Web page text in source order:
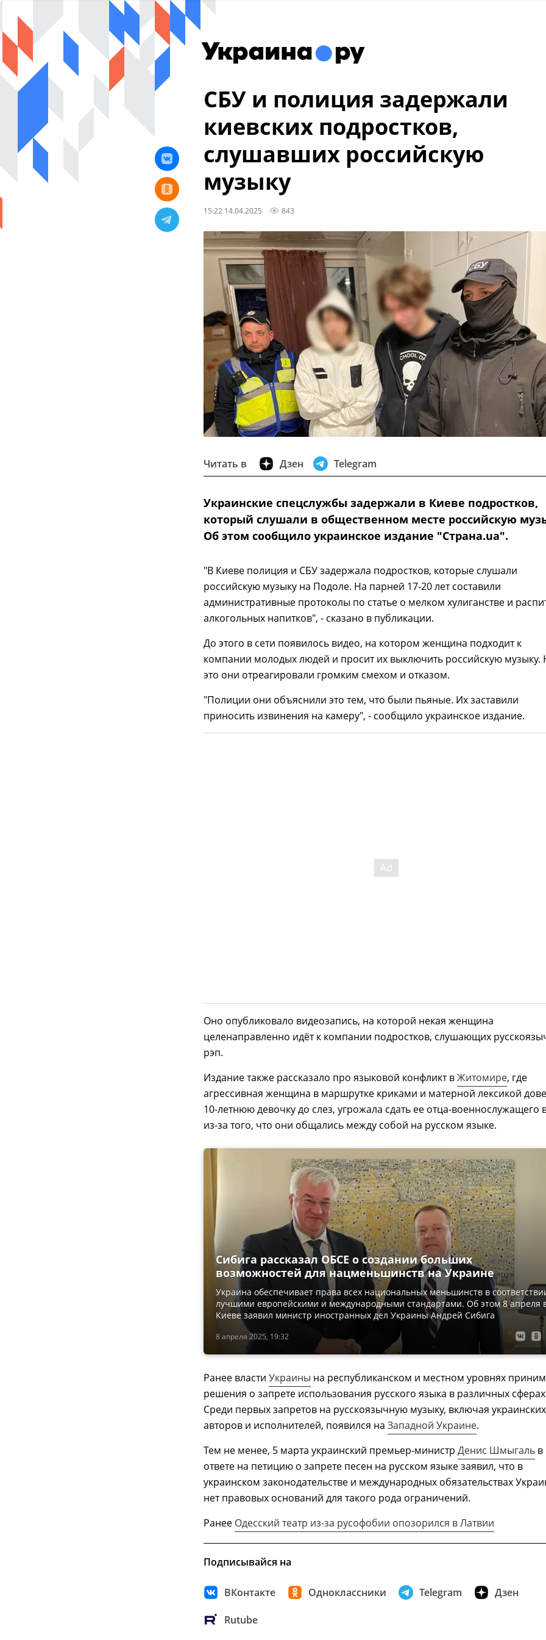
СБУ и полиция задержали
киевских подростков,
слушавших российскую
музыку
15:22 14.04.2025 843
Читать в Дзен Telegram
Украинские спецслужбы задержали в Киеве подростков,
который слушали в общественном месте российскую
Об этом сообщило украинское издание "Страна.ua".
"В Киеве полиция и СБУ задержала подростков, которые слушали
российскую музыку на Подоле. На парней 17-20 лет составили
административные протоколы по статье о мелком хулиганстве и
алкогольных напитков", - сказано в публикации.
До этого в сети появилось видео, на котором женщина подходит к
компании молодых людей и просит их выключить российскую музыку.
это они отреагировали громким смехом и отказом.
"Полиции они объяснили это тем, что были пьяные. Их заставили
приносить извинения на камеру", - сообщило украинское издание.
Оно опубликовало видеозапись, на которой некая женщина
целенаправленно идёт к компании подростков, слушающих
рэп.
Издание также рассказало про языковой конфликт вЖитомире, где
агрессивная женщина в маршрутке криками и матерной лексикой
10-летнюю девочку до слез, угрожала сдать ее отца-военнослужащего
из-за того, что они общались между собой на русском языке.
8 апреля 2025, 19:32
Сибига рассказал ОБСЕ о создании больших
возможностей для нацменьшинств на Украине
Украина обеспечивает права всех национальных меньшинств в
лучшими европейскими и международными стандартами. Об этом 8 апреля
Киеве заявил министр иностранных дел Украины Андрей Сибига
Ранее власти Украины на республиканском и местном уровнях
решения о запрете использования русского языка в различных
Среди первых запретов на русскоязычную музыку, включая украинских
авторов и исполнителей, появился на Западной Украине.
Тем не менее, 5 марта украинский премьер-министр Денис Шмыгаль в
ответе на петицию о запрете песен на русском языке заявил, что в
украинском законодательстве и международных обязательствах
нет правовых оснований для такого рода ограничений.
Ранее Одесский театр из-за русофобии опозорился в Латвии
Подписывайся на
ВКонтакте Одноклассники Telegram Дзен
Rutube